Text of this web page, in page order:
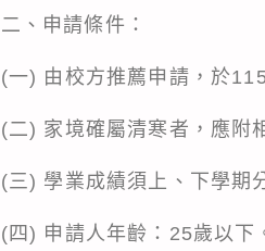
二、申請條件：
(一) 由校方推薦申請，於
(二) 家境確屬清寒者，應附
(三) 學業成績須上、下學期
(四) 申請人年齡：25歲以下